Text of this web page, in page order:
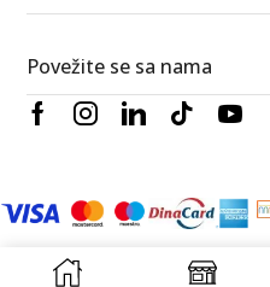
Povežite se sa nama